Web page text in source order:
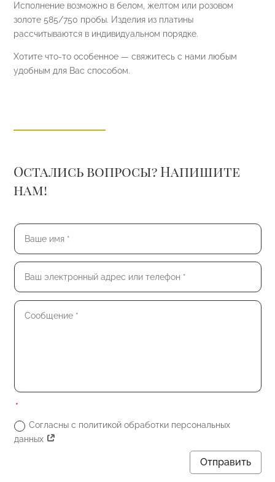
Исполнение возможно в белом, желтом или розовом
золоте 585/750 пробы. Изделия из платины
рассчитываются в индивидуальном порядке.
Хотите что-то особенное — свяжитесь с нами любым
удобным для Вас способом.
Остались вопросы? Напишите
нам!
Согласны с политикой обработки персональных
данных
Отправить